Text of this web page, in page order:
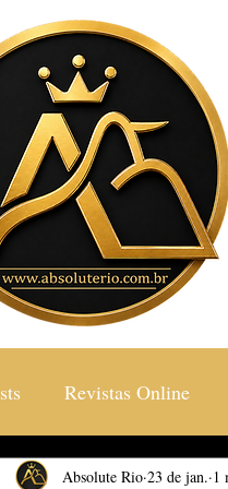
Revistas Online
& Turismo
Absolute Rio 23 de jan. 1